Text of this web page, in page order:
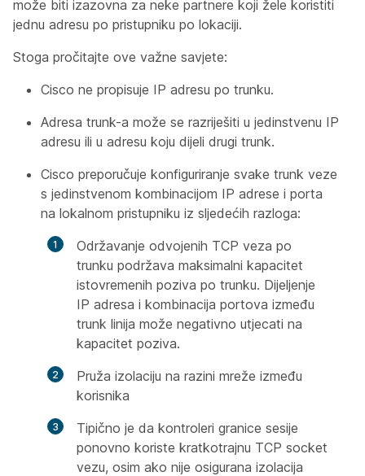
može biti izazovna za neke partnere koji žele koristiti
jednu adresu po pristupniku po lokaciji.
Stoga pročitajte ove važne savjete:
Cisco ne propisuje IP adresu po trunku.
Adresa trunk-a može se razriješiti u jedinstvenu IP
adresu ili u adresu koju dijeli drugi trunk.
Cisco preporučuje konfiguriranje svake trunk veze
s jedinstvenom kombinacijom IP adrese i porta
na lokalnom pristupniku iz sljedećih razloga:
Održavanje odvojenih TCP veza po
trunku podržava maksimalni kapacitet
istovremenih poziva po trunku. Dijeljenje
IP adresa i kombinacija portova između
trunk linija može negativno utjecati na
kapacitet poziva.
Pruža izolaciju na razini mreže između
korisnika
Tipično je da kontroleri granice sesije
ponovno koriste kratkotrajnu TCP socket
vezu, osim ako nije osigurana izolacija